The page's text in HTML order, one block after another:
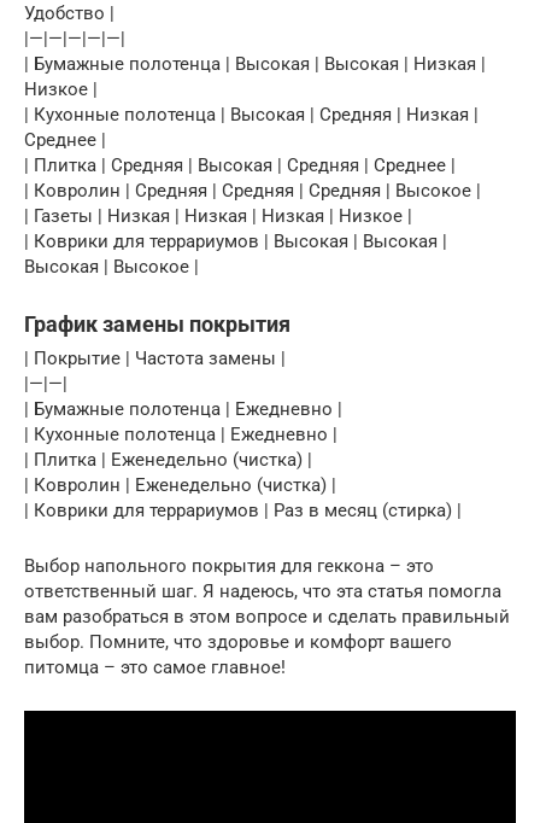
Удобство |
|—|—|—|—|—|
| Бумажные полотенца | Высокая | Высокая | Низкая |
Низкое |
| Кухонные полотенца | Высокая | Средняя | Низкая |
Среднее |
| Плитка | Средняя | Высокая | Средняя | Среднее |
| Ковролин | Средняя | Средняя | Средняя | Высокое |
| Газеты | Низкая | Низкая | Низкая | Низкое |
| Коврики для террариумов | Высокая | Высокая |
Высокая | Высокое |
График замены покрытия
| Покрытие | Частота замены |
|—|—|
| Бумажные полотенца | Ежедневно |
| Кухонные полотенца | Ежедневно |
| Плитка | Еженедельно (чистка) |
| Ковролин | Еженедельно (чистка) |
| Коврики для террариумов | Раз в месяц (стирка) |
Выбор напольного покрытия для геккона – это
ответственный шаг. Я надеюсь, что эта статья помогла
вам разобраться в этом вопросе и сделать правильный
выбор. Помните, что здоровье и комфорт вашего
питомца – это самое главное!